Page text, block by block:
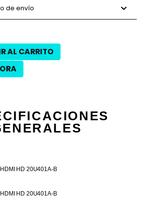
$290.000
de envío
AL CARRITO
HD 20U401A-B
HD 20U401A-B